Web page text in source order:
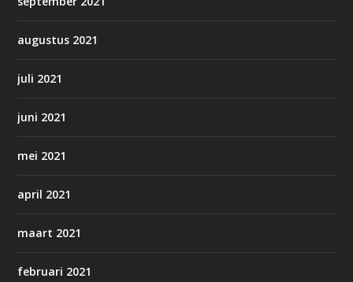
augustus 2021
juli 2021
juni 2021
mei 2021
april 2021
maart 2021
februari 2021